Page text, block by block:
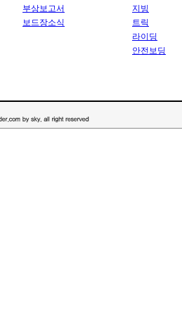
부상보고서
지빙
보드장소식
트릭
라이딩
안전보딩